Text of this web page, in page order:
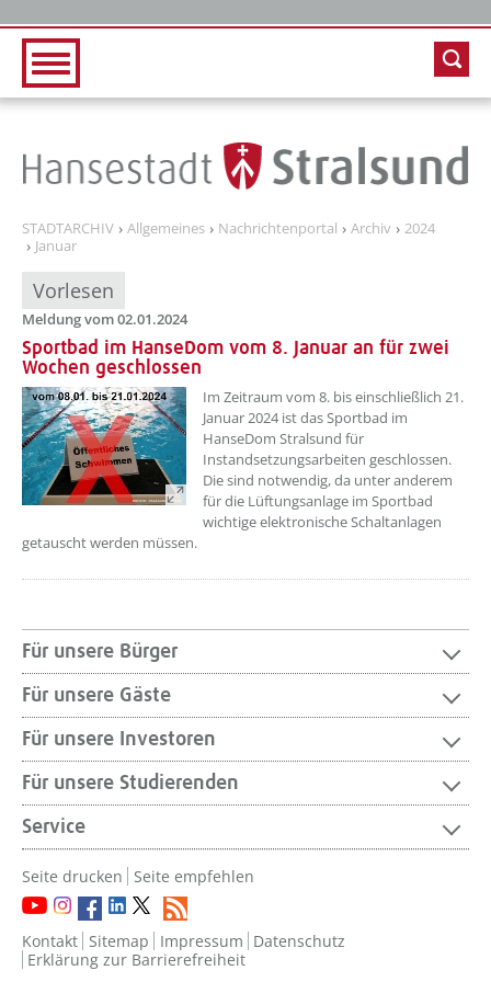
STADTARCHIV Allgemeines Nachrichtenportal Archiv
2024
Januar
Vorlesen
Meldung vom 02.01.2024
Sportbad im HanseDom vom 8. Januar an für zwei
Wochen geschlossen
??? absaetzeOben[1]/titel ???
Im Zeitraum vom 8. bis einschließlich 21.
Januar 2024 ist das Sportbad im
HanseDom Stralsund für
Instandsetzungsarbeiten geschlossen.
Die sind notwendig, da unter anderem
für die Lüftungsanlage im Sportbad
wichtige elektronische Schaltanlagen
getauscht werden müssen.
Für unsere Bürger
Für unsere Gäste
Für unsere Investoren
Für unsere Studierenden
Service
Seite drucken Seite empfehlen
Kontakt Sitemap Impressum Datenschutz
Erklärung zur Barrierefreiheit